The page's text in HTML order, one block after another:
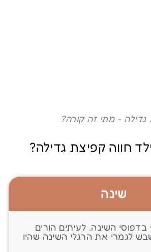
גדילה - מתי זה קורה?
חווה קפיצת גדילה?
שינה
בדפוסי השינה. לעיתים הורים
לגמרי את הרגלי השינה שהיו